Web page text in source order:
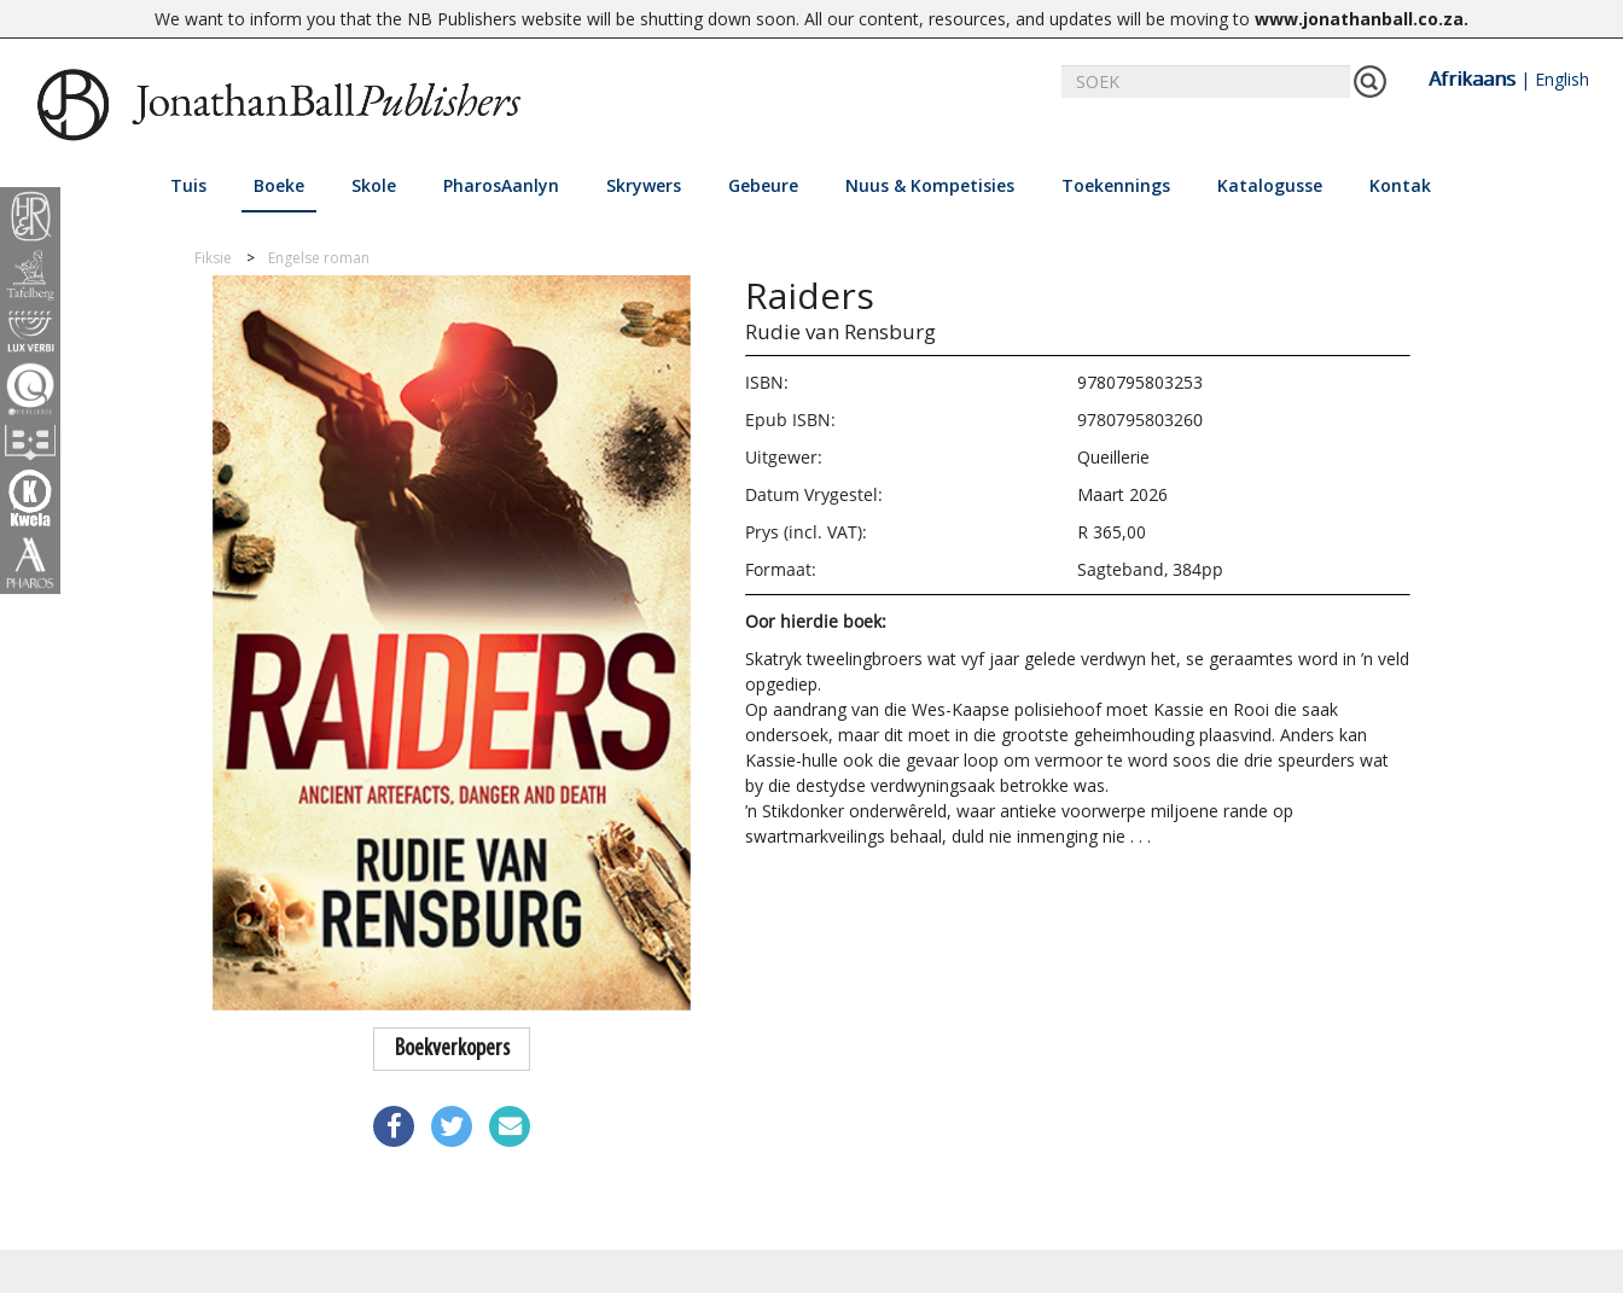
We want to inform you that the NB Publishers website will be shutting down soon. All our content, resources, and updates will be moving to www.jonathanball.co.za.
Afrikaans| English
Tuis Boeke Skole PharosAanlyn Skrywers Gebeure Nuus & Kompetisies Toekennings Katalogusse Kontak
Fiksie Engelse roman
Boekverkopers
Raiders
Rudie van Rensburg
ISBN:
9780795803253
Epub ISBN:
9780795803260
Uitgewer:
Queillerie
Datum Vrygestel:
Maart 2026
Prys (incl. VAT):
R 365,00
Formaat:
Sagteband, 384pp
Oor hierdie boek:
Skatryk tweelingbroers wat vyf jaar gelede verdwyn het, se geraamtes word in ’n veld
opgediep.
Op aandrang van die Wes-Kaapse polisiehoof moet Kassie en Rooi die saak
ondersoek, maar dit moet in die grootste geheimhouding plaasvind. Anders kan
Kassie-hulle ook die gevaar loop om vermoor te word soos die drie speurders wat
by die destydse verdwyningsaak betrokke was.
’n Stikdonker onderwêreld, waar antieke voorwerpe miljoene rande op
swartmarkveilings behaal, duld nie inmenging nie . . .